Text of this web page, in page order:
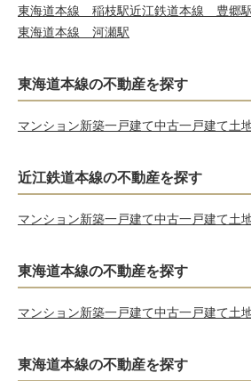
東海道本線 稲枝駅近江鉄道本線 豊郷
東海道本線 河瀬駅
東海道本線の不動産を探す
マンション新築一戸建て中古一戸建て土
近江鉄道本線の不動産を探す
マンション新築一戸建て中古一戸建て土
東海道本線の不動産を探す
マンション新築一戸建て中古一戸建て土
東海道本線の不動産を探す